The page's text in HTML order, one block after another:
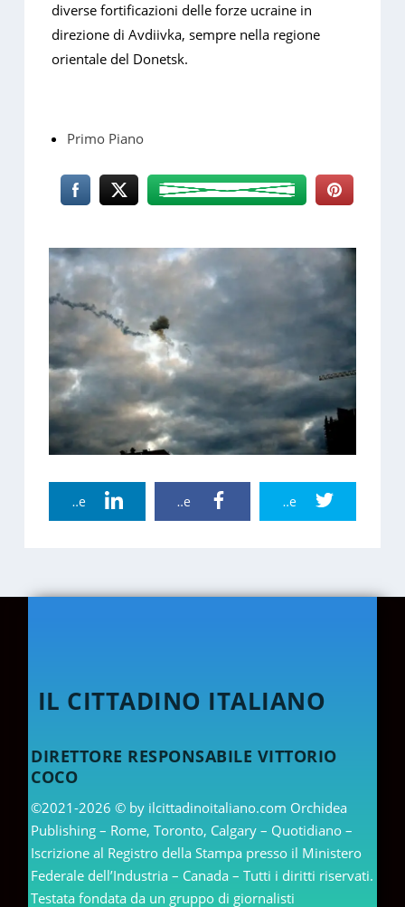
diverse fortificazioni delle forze ucraine in
direzione di Avdiivka, sempre nella regione
orientale del Donetsk.
Primo Piano
Twitter Share
Facebook Share
Linkedin Share
IL CITTADINO ITALIANO
DIRETTORE RESPONSABILE VITTORIO
COCO
©2021-2026 © by ilcittadinoitaliano.com Orchidea
Publishing – Rome, Toronto, Calgary – Quotidiano –
Iscrizione al Registro della Stampa presso il Ministero
Federale dell’Industria – Canada – Tutti i diritti riservati.
Testata fondata da un gruppo di giornalisti